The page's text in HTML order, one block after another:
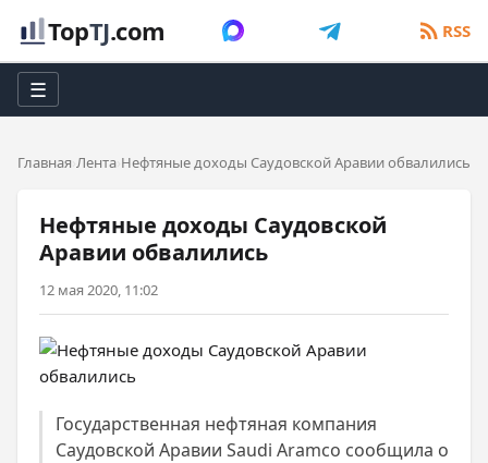
TopTJ.com RSS
☰
Главная Лента Нефтяные доходы Саудовской Аравии обвалились
Нефтяные доходы Саудовской
Аравии обвалились
12 мая 2020, 11:02
Государственная нефтяная компания
Саудовской Аравии Saudi Aramco сообщила о